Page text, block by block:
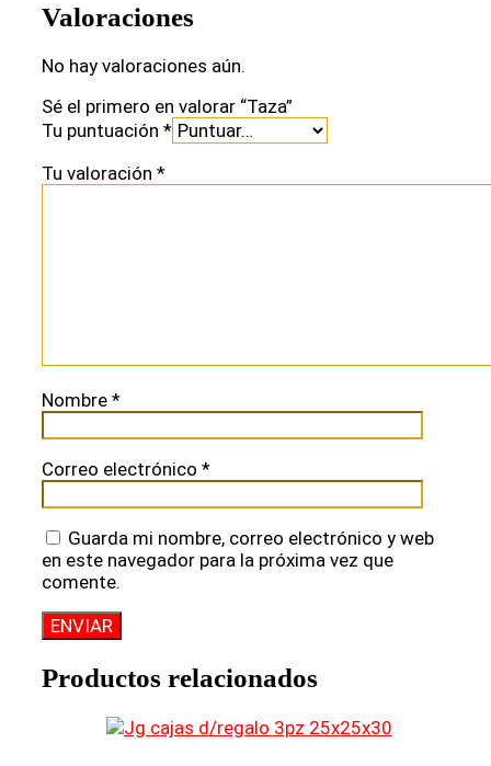
Valoraciones
No hay valoraciones aún.
Sé el primero en valorar “Taza”
Tu puntuación *
Tu valoración *
Nombre *
Correo electrónico *
Guarda mi nombre, correo electrónico y web
en este navegador para la próxima vez que
comente.
Productos relacionados